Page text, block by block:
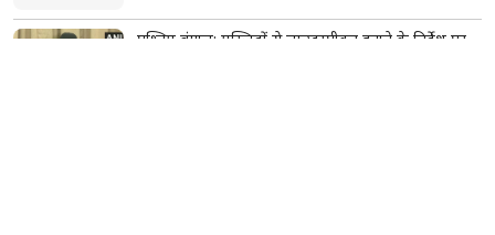
पश्चिम बंगाल: मस्जिदों से लाउडस्पीकर हटाने के निर्देश पर